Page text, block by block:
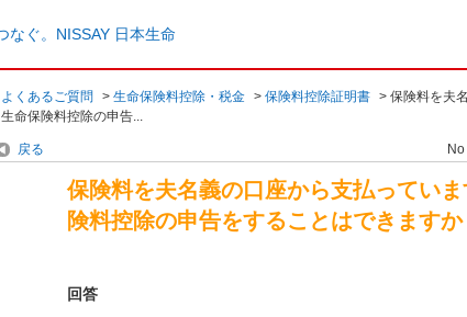
よくあるご質問 > 生命保険料控除・税金 > 保険料控除証明書 > 保険料を夫
生命保険料控除の申告...
戻る
保険料を夫名義の口座から支払ってい
険料控除の申告をすることはできますか
回答